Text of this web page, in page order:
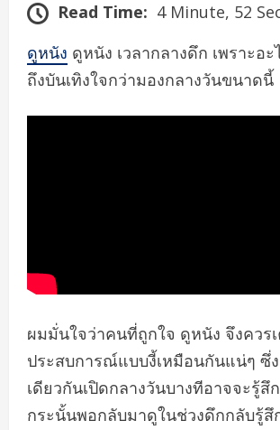
Read Time: 4 Minute, 52
ดูหนัง ดูหนัง เวลากลางดึก เพราะอะ
ถึงบันเทิงใจกว่ามองกลางวันขนาดนี้
ผมมั่นใจว่าคนที่ถูกใจ ดูหนัง จึงควร
ประสบการณ์แบบงี้เหมือนกันแน่ๆ ซึ่
เดียวกันเปิดกลางวันบางทีอาจจะรู้สึ
กระนั้นพอกลับมาดูในช่วงดึกกลับรู้สึ